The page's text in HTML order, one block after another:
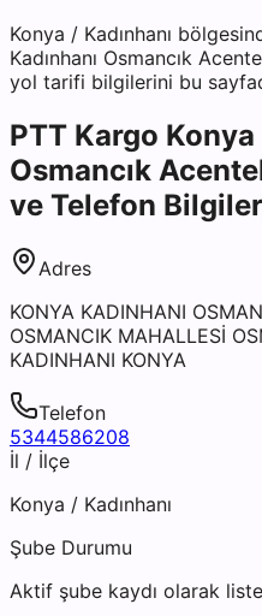
Konya / Kadınhanı
Kadınhanı Osmancık
yol tarifi bilgilerini bu
PTT Kargo Konya
Osmancık
ve Telefon
Adres
KONYA KADINHANI
OSMANCIK MAHALLESİ
KADINHANI KONYA
Telefon
5344586208
İl / İlçe
Konya / Kadınhanı
Şube Durumu
Aktif şube kaydı olarak